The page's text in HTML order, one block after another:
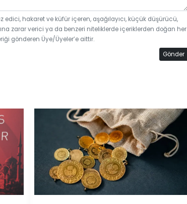
edici, hakaret ve küfür içeren, aşağılayıcı, küçük düşürücü,
zarar verici ya da benzeri niteliklerde içeriklerden doğan her
gönderen Üye/Üyeler’e aittir.
Gönder